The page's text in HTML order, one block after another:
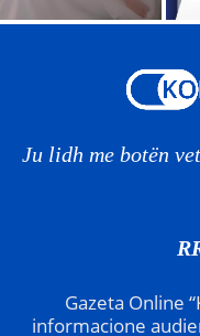
Ju lidh me botën
Gazeta Online
informacione